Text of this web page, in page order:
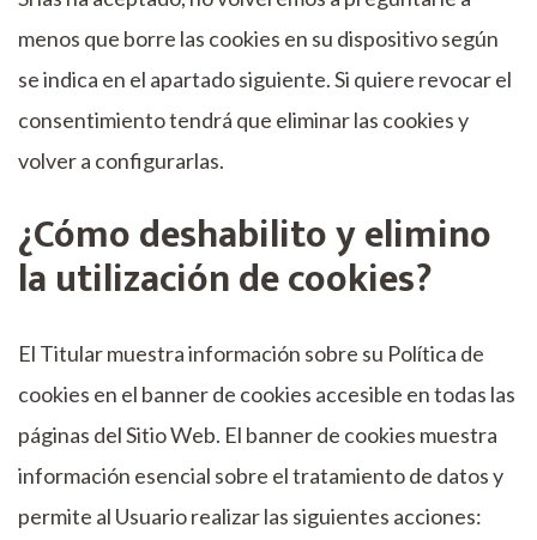
menos que borre las cookies en su dispositivo según
se indica en el apartado siguiente. Si quiere revocar el
consentimiento tendrá que eliminar las cookies y
volver a configurarlas.
¿Cómo deshabilito y elimino
la utilización de cookies?
El Titular muestra información sobre su Política de
cookies en el banner de cookies accesible en todas las
páginas del Sitio Web. El banner de cookies muestra
información esencial sobre el tratamiento de datos y
permite al Usuario realizar las siguientes acciones: